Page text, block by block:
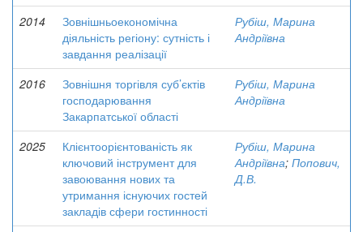
2014
Зовнішньоекономічна
діяльність регіону: сутність і
завдання реалізації
Рубіш, Марина
Андріївна
2016
Зовнішня торгівля суб’єктів
господарювання
Закарпатської області
Рубіш, Марина
Андріївна
2025
Клієнтоорієнтованість як
ключовий інструмент для
завоювання нових та
утримання існуючих гостей
закладів сфери гостинності
Рубіш, Марина
Андріївна; Попович,
Д.В.